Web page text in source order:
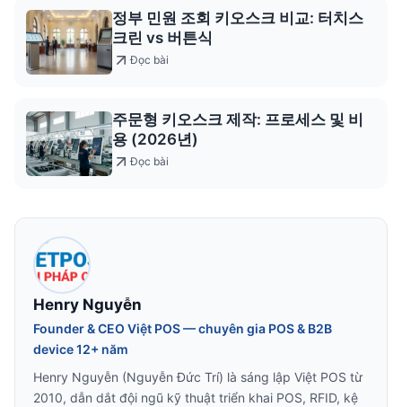
정부 민원 조회 키오스크 비교: 터치스
크린 vs 버튼식
Đọc bài
주문형 키오스크 제작: 프로세스 및 비
용 (2026년)
Đọc bài
Henry Nguyễn
Founder & CEO Việt POS — chuyên gia POS & B2B
device 12+ năm
Henry Nguyễn (Nguyễn Đức Trí) là sáng lập Việt POS từ
2010, dẫn dắt đội ngũ kỹ thuật triển khai POS, RFID, kệ